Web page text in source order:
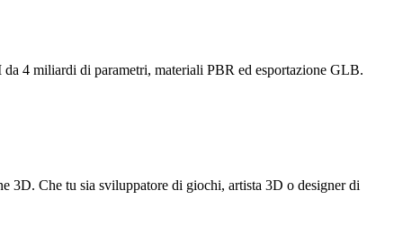
4 miliardi di parametri, materiali PBR ed esportazione GLB.
Che tu sia sviluppatore di giochi, artista 3D o designer di